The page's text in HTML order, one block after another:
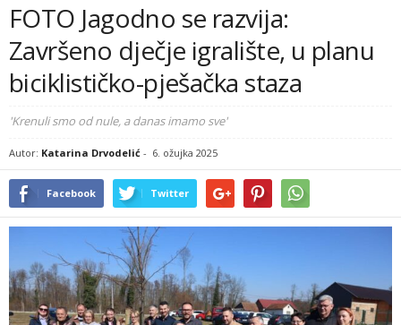
FOTO Jagodno se razvija:
Završeno dječje igralište, u planu
biciklističko-pješačka staza
'Krenuli smo od nule, a danas imamo sve'
Autor: Katarina Drvodelić - 6. ožujka 2025
Facebook Twitter